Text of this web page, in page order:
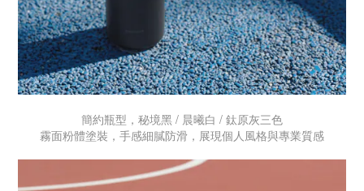
簡約瓶型，秘境黑 / 晨曦白 / 鈦原灰三色
霧面粉體塗裝，手感細膩防滑，展現個人風格與專業質感